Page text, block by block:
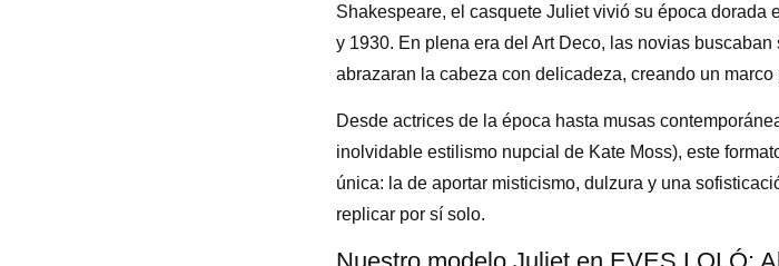
Shakespeare, el casquete Juliet vivió su época
y 1930. En plena era del Art Deco, las novias
abrazaran la cabeza con delicadeza, creando un marco
Desde actrices de la época hasta musas
inolvidable estilismo nupcial de Kate Moss), este
única: la de aportar misticismo, dulzura y una
replicar por sí solo.